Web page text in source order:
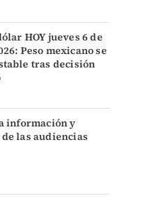
HOY jueves 6 de
Peso mexicano se
tras decisión
información y
las audiencias